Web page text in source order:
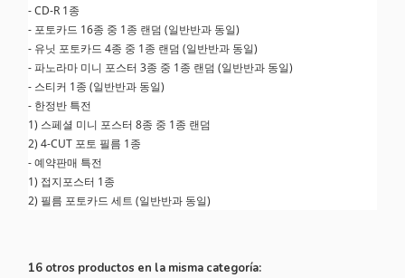
- CD-R 1종
- 포토카드 16종 중 1종 랜덤 (일반반과 동일)
- 유닛 포토카드 4종 중 1종 랜덤 (일반반과 동일)
- 파노라마 미니 포스터 3종 중 1종 랜덤 (일반반과 동일)
- 스티커 1종 (일반반과 동일)
- 한정반 특전
1) 스페셜 미니 포스터 8종 중 1종 랜덤
2) 4-CUT 포토 필름 1종
- 예약판매 특전
1) 접지포스터 1종
2) 필름 포토카드 세트 (일반반과 동일)
16 otros productos en la misma categoría: